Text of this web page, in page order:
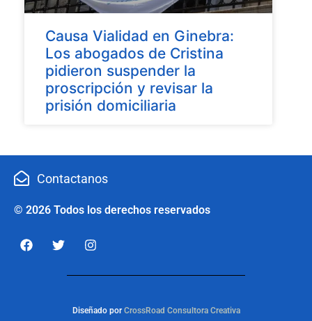
Causa Vialidad en Ginebra:
Los abogados de Cristina
pidieron suspender la
proscripción y revisar la
prisión domiciliaria
Contactanos
© 2026 Todos los derechos reservados
Diseñado porCrossRoad Consultora Creativa